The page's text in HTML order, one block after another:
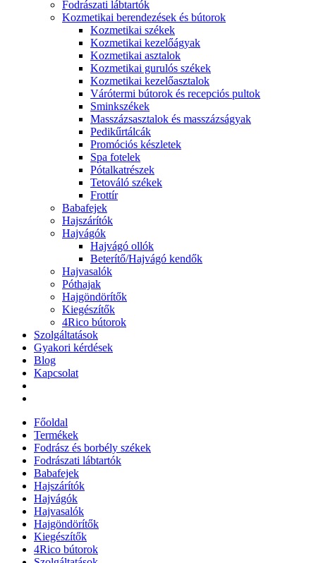
Fodrászati lábtartók
Kozmetikai berendezések és bútorok
Kozmetikai székek
Kozmetikai kezelőágyak
Kozmetikai asztalok
Kozmetikai gurulós székek
Kozmetikai kezelőasztalok
Várótermi bútorok és recepciós pultok
Sminkszékek
Masszázsasztalok és masszázságyak
Pedikűrtálcák
Promóciós készletek
Spa fotelek
Pótalkatrészek
Tetováló székek
Frottír
Babafejek
Hajszárítók
Hajvágók
Hajvágó ollók
Beterítő/Hajvágó kendők
Hajvasalók
Póthajak
Hajgöndörítők
Kiegészítők
4Rico bútorok
Szolgáltatások
Gyakori kérdések
Blog
Kapcsolat
Főoldal
Termékek
Fodrász és borbély székek
Fodrászati lábtartók
Babafejek
Hajszárítók
Hajvágók
Hajvasalók
Hajgöndörítők
Kiegészítők
4Rico bútorok